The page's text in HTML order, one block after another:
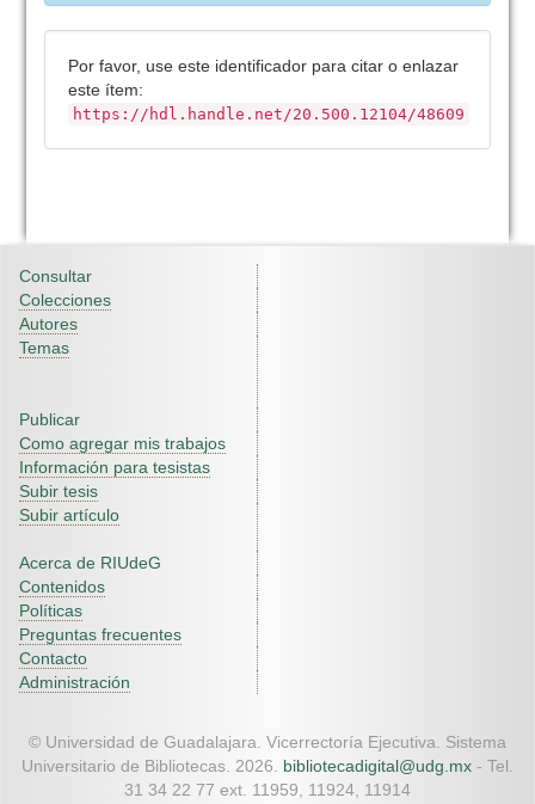
Por favor, use este identificador para citar o enlazar
este ítem:
https://hdl.handle.net/20.500.12104/48609
Consultar
Colecciones
Autores
Temas
Publicar
Como agregar mis trabajos
Información para tesistas
Subir tesis
Subir artículo
Acerca de RIUdeG
Contenidos
Políticas
Preguntas frecuentes
Contacto
Administración
© Universidad de Guadalajara. Vicerrectoría Ejecutiva. Sistema
Universitario de Bibliotecas. 2026. bibliotecadigital@udg.mx - Tel.
31 34 22 77 ext. 11959, 11924, 11914